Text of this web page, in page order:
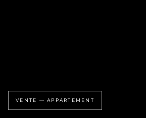
VENTE — APPARTEMENT